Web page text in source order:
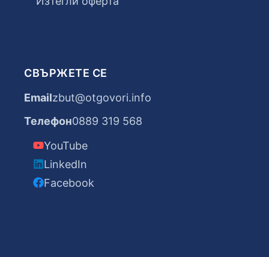
СВЪРЖЕТЕ СЕ
Emailzbut@otgovori.info
Телефон0889 319 568
YouTube
LinkedIn
Facebook